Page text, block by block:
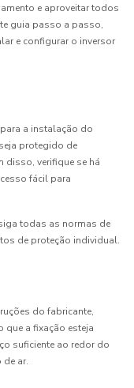
e aproveitar todos
guia passo a passo,
e configurar o inversor
a instalação do
protegido de
disso, verifique se há
fácil para
todas as normas de
de proteção individual.
do fabricante,
a fixação esteja
suficiente ao redor do
ar.